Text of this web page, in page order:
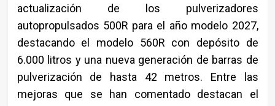
actualización de los pulverizadores
autopropulsados 500R para el año modelo 2027,
destacando el modelo 560R con depósito de
6.000 litros y una nueva generación de barras de
pulverización de hasta 42 metros. Entre las
mejoras que se han comentado destacan el